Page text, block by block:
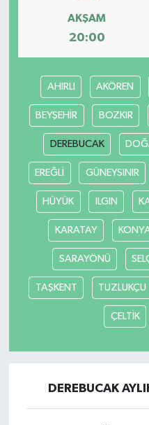
AKŞAM
20:00
AHIRLI AKÖREN
BEYŞEHİR BOZKIR
DEREBUCAK
EREĞLİ GÜNEYSINIR
HÜYÜK ILGIN
KARATAY
SARAYÖNÜ
TAŞKENT TUZLUKÇU
ÇELTİK
DEREBUCAK